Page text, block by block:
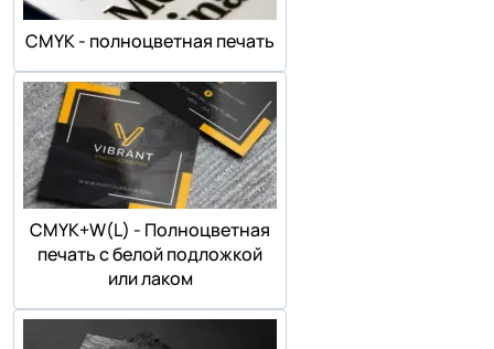
СMYK - полноцветная печать
СMYK+W(L) - Полноцветная
печать с белой подложкой
или лаком